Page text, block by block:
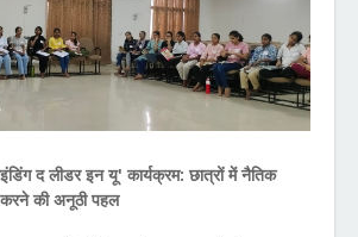
द लीडर इन यू' कार्यक्रम: छात्रों में नैतिक
करने की अनूठी पहल